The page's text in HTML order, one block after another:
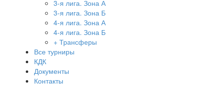
3-я лига. Зона А
3-я лига. Зона Б
4-я лига. Зона А
4-я лига. Зона Б
+ Трансферы
Все турниры
КДК
Документы
Контакты